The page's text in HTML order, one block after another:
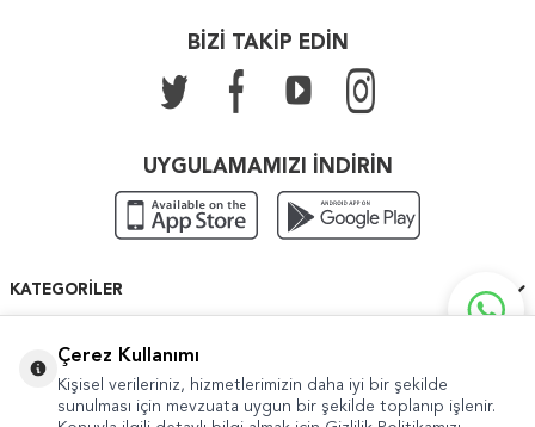
BİZİ TAKİP EDİN
UYGULAMAMIZI İNDİRİN
KATEGORILER
HIZLI ERIŞIM
Çerez Kullanımı
Kişisel verileriniz, hizmetlerimizin daha iyi bir şekilde
sunulması için mevzuata uygun bir şekilde toplanıp işlenir.